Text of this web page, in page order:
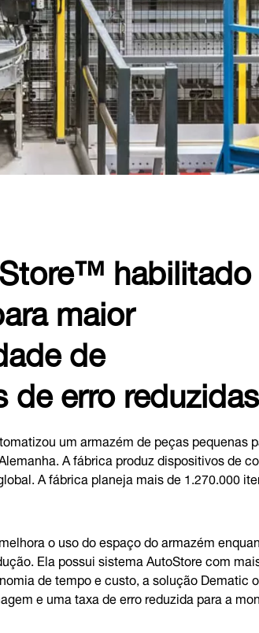
habilitado
maior
de
de erro reduzidas
um armazém de peças pequenas
A fábrica produz dispositivos de
A fábrica planeja mais de 1.270.000
o uso do espaço do armazém
Ela possui sistema AutoStore com
de tempo e custo, a solução Dematic
e uma taxa de erro reduzida para a